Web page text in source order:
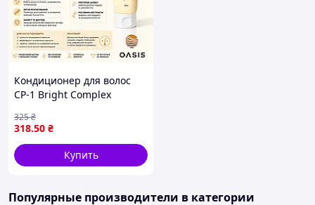
Кондиционер для волос
CP-1 Bright Complex
Conditioner 100 мл -
интенсивно питательный
кондиционер с кератином,
318.50 ₴
325₴
Купить
Популярные производители в категории